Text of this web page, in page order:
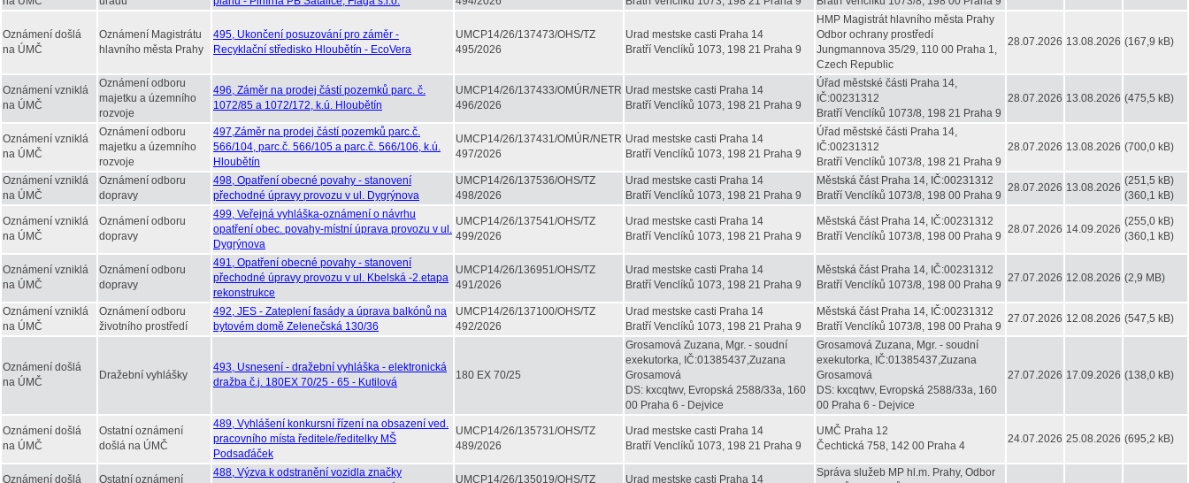
Oznámení došlá
na ÚMČ
Oznámení Magistrátu
hlavního města Prahy
495, Ukončení posuzování pro záměr -
Recyklační středisko Hloubětín - EcoVera
UMCP14/26/137473/OHS/TZ
495/2026
Urad mestske casti Praha 14
Bratří Venclíků 1073, 198 21 Praha 9
HMP Magistrát hlavního města Prahy
Odbor ochrany prostředí
Jungmannova 35/29, 110 00 Praha 1,
Czech Republic
28.07.2026 13.08.2026 (167,9 kB)
Oznámení vzniklá
na ÚMČ
Oznámení odboru
majetku a územního
rozvoje
496, Záměr na prodej částí pozemků parc. č.
1072/85 a 1072/172, k.ú. Hloubětín
UMCP14/26/137433/OMÚR/NETR
496/2026
Urad mestske casti Praha 14
Bratří Venclíků 1073, 198 21 Praha 9
Úřad městské části Praha 14,
IČ:00231312
Bratří Venclíků 1073/8, 198 21 Praha 9
28.07.2026 13.08.2026 (475,5 kB)
Oznámení vzniklá
na ÚMČ
Oznámení odboru
majetku a územního
rozvoje
497,Záměr na prodej částí pozemků parc.č.
566/104, parc.č. 566/105 a parc.č. 566/106, k.ú.
Hloubětín
UMCP14/26/137431/OMÚR/NETR
497/2026
Urad mestske casti Praha 14
Bratří Venclíků 1073, 198 21 Praha 9
Úřad městské části Praha 14,
IČ:00231312
Bratří Venclíků 1073/8, 198 21 Praha 9
28.07.2026 13.08.2026 (700,0 kB)
Oznámení vzniklá
na ÚMČ
Oznámení odboru
dopravy
498, Opatření obecné povahy - stanovení
přechodné úpravy provozu v ul. Dygrýnova
UMCP14/26/137536/OHS/TZ
498/2026
Urad mestske casti Praha 14
Bratří Venclíků 1073, 198 21 Praha 9
Městská část Praha 14, IČ:00231312
Bratří Venclíků 1073/8, 198 00 Praha 9
28.07.2026 13.08.2026
(251,5 kB)
(360,1 kB)
Oznámení vzniklá
na ÚMČ
Oznámení odboru
dopravy
499, Veřejná vyhláška-oznámení o návrhu
opatření obec. povahy-místní úprava provozu v ul.
Dygrýnova
UMCP14/26/137541/OHS/TZ
499/2026
Urad mestske casti Praha 14
Bratří Venclíků 1073, 198 21 Praha 9
Městská část Praha 14, IČ:00231312
Bratří Venclíků 1073/8, 198 00 Praha 9
28.07.2026 14.09.2026
(255,0 kB)
(360,1 kB)
Oznámení vzniklá
na ÚMČ
Oznámení odboru
dopravy
491, Opatření obecné povahy - stanovení
přechodné úpravy provozu v ul. Kbelská -2.etapa
rekonstrukce
UMCP14/26/136951/OHS/TZ
491/2026
Urad mestske casti Praha 14
Bratří Venclíků 1073, 198 21 Praha 9
Městská část Praha 14, IČ:00231312
Bratří Venclíků 1073/8, 198 00 Praha 9
27.07.2026 12.08.2026 (2,9 MB)
Oznámení vzniklá
na ÚMČ
Oznámení odboru
životního prostředí
492, JES - Zateplení fasády a úprava balkónů na
bytovém domě Zelenečská 130/36
UMCP14/26/137100/OHS/TZ
492/2026
Urad mestske casti Praha 14
Bratří Venclíků 1073, 198 21 Praha 9
Městská část Praha 14, IČ:00231312
Bratří Venclíků 1073/8, 198 00 Praha 9
27.07.2026 12.08.2026 (547,5 kB)
Oznámení došlá
na ÚMČ
Dražební vyhlášky
493, Usnesení - dražební vyhláška - elektronická
dražba č.j. 180EX 70/25 - 65 - Kutilová
180 EX 70/25
Grosamová Zuzana, Mgr. - soudní
exekutorka, IČ:01385437,Zuzana
Grosamová
DS: kxcqtwv, Evropská 2588/33a, 160
00 Praha 6 - Dejvice
Grosamová Zuzana, Mgr. - soudní
exekutorka, IČ:01385437,Zuzana
Grosamová
DS: kxcqtwv, Evropská 2588/33a, 160
00 Praha 6 - Dejvice
27.07.2026 17.09.2026 (138,0 kB)
Oznámení došlá
na ÚMČ
Ostatní oznámení
došlá na ÚMČ
489, Vyhlášení konkursní řízení na obsazení ved.
pracovního místa ředitele/ředitelky MŠ
Podsaďáček
UMCP14/26/135731/OHS/TZ
489/2026
Urad mestske casti Praha 14
Bratří Venclíků 1073, 198 21 Praha 9
UMČ Praha 12
Čechtická 758, 142 00 Praha 4
24.07.2026 25.08.2026 (695,2 kB)
Oznámení došlá Ostatní oznámení
488, Výzva k odstranění vozidla značky
UMCP14/26/135019/OHS/TZ Urad mestske casti Praha 14
Správa služeb MP hl.m. Prahy, Odbor